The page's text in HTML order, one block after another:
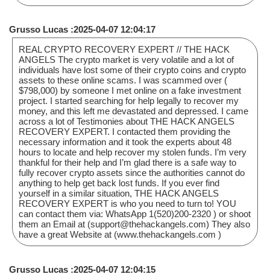
Grusso Lucas :2025-04-07 12:04:17
REAL CRYPTO RECOVERY EXPERT // THE HACK
ANGELS The crypto market is very volatile and a lot of
individuals have lost some of their crypto coins and crypto
assets to these online scams. I was scammed over (
$798,000) by someone I met online on a fake investment
project. I started searching for help legally to recover my
money, and this left me devastated and depressed. I came
across a lot of Testimonies about THE HACK ANGELS
RECOVERY EXPERT. I contacted them providing the
necessary information and it took the experts about 48
hours to locate and help recover my stolen funds. I’m very
thankful for their help and I’m glad there is a safe way to
fully recover crypto assets since the authorities cannot do
anything to help get back lost funds. If you ever find
yourself in a similar situation, THE HACK ANGELS
RECOVERY EXPERT is who you need to turn to! YOU
can contact them via: WhatsApp 1(520)200-2320 ) or shoot
them an Email at (support@thehackangels.com) They also
have a great Website at (www.thehackangels.com )
Grusso Lucas :2025-04-07 12:04:15